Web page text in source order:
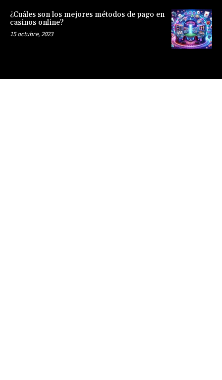
¿Cuáles son los mejores métodos de pago en
casinos online?
15 octubre, 2023